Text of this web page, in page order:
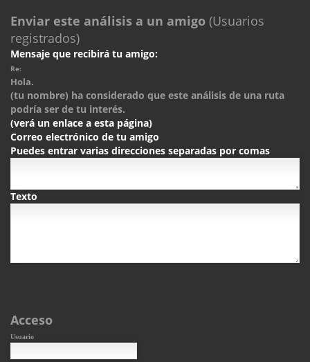
Enviar este análisis a un amigo (Usuarios
registrados)
Mensaje que recibirá tu amigo:
Re:
Hola.
(tu nombre) ha considerado que este análisis de una ruta
podría ser de tu interés.
(verá un enlace a esta página)
Correo electrónico de tu amigo
Puedes entrar varias direcciones separadas por comas
Texto
Acceso
Usuario